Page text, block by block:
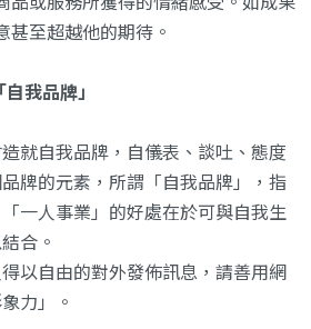
甚至超越他的期待。
我品牌」
就自我品牌，自儀表、談吐、態度
牌的元素，所謂「自我品牌」，指
一人事業」的好處在於可與自我生
合。
以自由的對外發佈訊息，請善用網
力」。